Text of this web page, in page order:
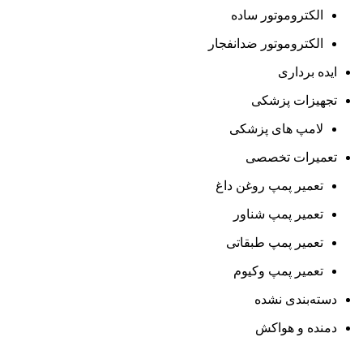
الکتروموتور ساده
الکتروموتور ضدانفجار
ایده برداری
تجهیزات پزشکی
لامپ های پزشکی
تعمیرات تخصصی
تعمیر پمپ روغن داغ
تعمیر پمپ شناور
تعمیر پمپ طبقاتی
تعمیر پمپ وکیوم
دسته‌بندی نشده
دمنده و هواکش